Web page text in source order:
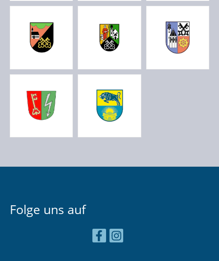
Folge uns auf